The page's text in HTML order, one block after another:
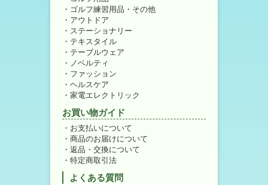
ゴルフ練習用品・その他
アウトドア
ステーショナリー
テキスタイル
テーブルウェア
ノベルティ
ファッション
ヘルスケア
家電エレクトリック
お買い物ガイド
お支払いについて
商品のお届けについて
返品・交換について
特定商取引法
よくある質問